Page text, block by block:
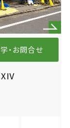
・お問合せ